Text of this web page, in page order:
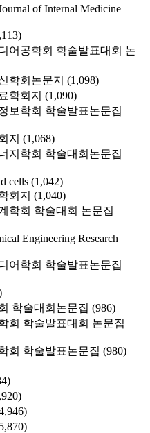
of Internal Medicine
어공학회 학술발표대회 논
학회논문지 (1,098)
학회지 (1,090)
보학회 학술발표논문집
지 (1,068)
지학회 학술대회논문집
cells (1,042)
회지 (1,040)
학회 학술대회 논문집
Engineering Research
어학회 학술발표논문집
학술대회논문집 (986)
회 학술발표대회 논문집
회 학술발표논문집 (980)